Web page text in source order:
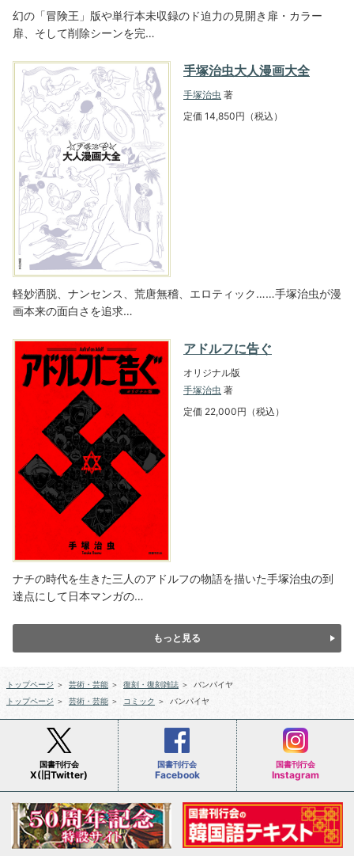
幻の「冒険王」版や単行本未収録のド迫力の見開き扉・カラー
扉、そして削除シーンを完…
手塚治虫大人漫画大全
手塚治虫 著
定価 14,850円（税込）
軽妙洒脱、ナンセンス、荒唐無稽、エロティック……手塚治虫が漫
画本来の面白さを追求…
アドルフに告ぐ
オリジナル版
手塚治虫 著
定価 22,000円（税込）
ナチの時代を生きた三人のアドルフの物語を描いた手塚治虫の到
達点にして日本マンガの…
もっと見る
トップページ ＞ 芸術・芸能 ＞ 復刻・復刻雑誌 ＞
バンパイヤ
トップページ ＞ 芸術・芸能 ＞ コミック ＞ バンパイヤ
国書刊行会
X(旧Twitter)
国書刊行会
Facebook
国書刊行会
Instagram